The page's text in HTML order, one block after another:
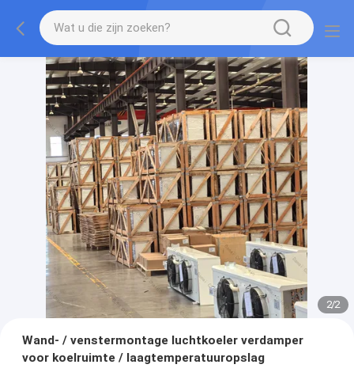
2/2
Wand- / venstermontage luchtkoeler verdamper
voor koelruimte / laagtemperatuuropslag